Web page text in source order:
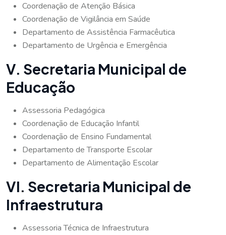
Coordenação de Atenção Básica
Coordenação de Vigilância em Saúde
Departamento de Assistência Farmacêutica
Departamento de Urgência e Emergência
V. Secretaria Municipal de
Educação
Assessoria Pedagógica
Coordenação de Educação Infantil
Coordenação de Ensino Fundamental
Departamento de Transporte Escolar
Departamento de Alimentação Escolar
VI. Secretaria Municipal de
Infraestrutura
Assessoria Técnica de Infraestrutura